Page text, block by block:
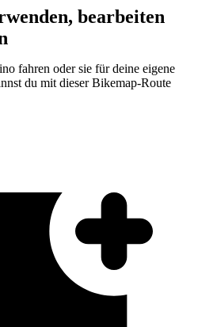
bearbeiten
fahren oder sie für deine eigene
du mit dieser Bikemap-Route